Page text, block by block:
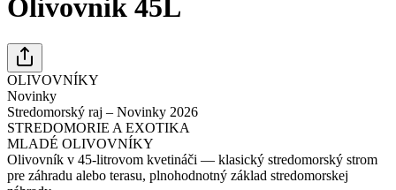
Olivovnik 45L
OLIVOVNÍKY
Novinky
Stredomorský raj – Novinky 2026
STREDOMORIE A EXOTIKA
MLADÉ OLIVOVNÍKY
Olivovník v 45-litrovom kvetináči — klasický stredomorský strom
pre záhradu alebo terasu, plnohodnotný základ stredomorskej